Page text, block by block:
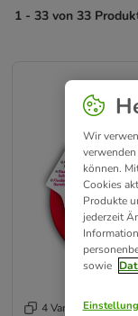
1 - 33 von 33
4 Varianten
Wir
können.
Cookies
Produkte
jederzeit
sowie